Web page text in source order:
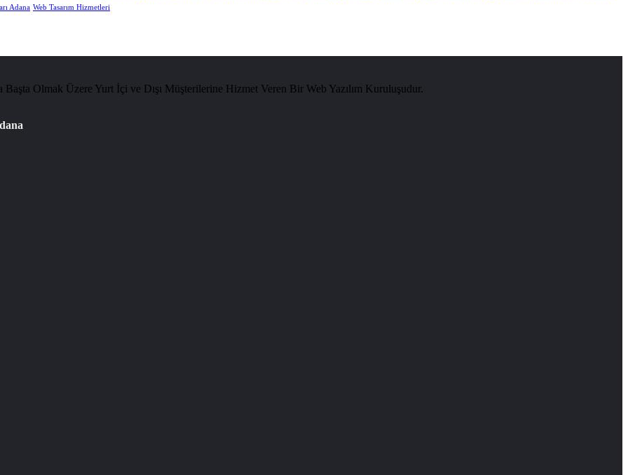
Adana Web Tasarım Hizmetleri
Olmak Üzere Yurt İçi ve Dışı Müşterilerine Hizmet Veren Bir Web Yazılım Kuruluşudur.